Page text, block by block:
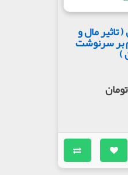
تاثیر مال و
بر سرنوشت
)